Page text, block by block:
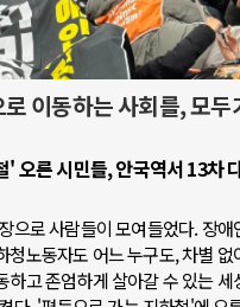
이동하는 사회를, 모두
' 오른 시민들, 안국역서 13차
으로 사람들이 모여들었다. 장애
청노동자도 어느 누구도, 차별 없
하고 존엄하게 살아갈 수 있는 세